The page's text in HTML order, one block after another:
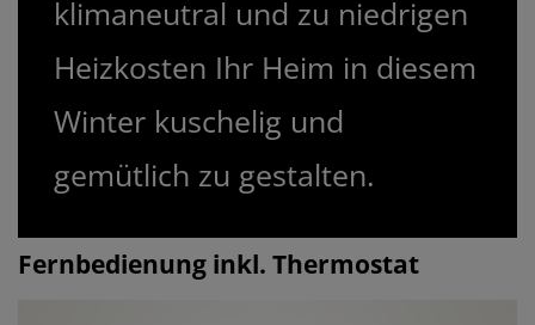
klimaneutral und zu niedrigen
Heizkosten Ihr Heim in diesem
Winter kuschelig und
gemütlich zu gestalten.
Fernbedienung inkl. Thermostat